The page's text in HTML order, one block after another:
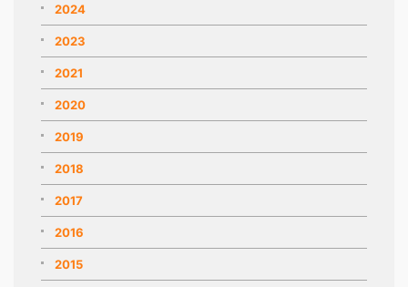
2024
2023
2021
2020
2019
2018
2017
2016
2015